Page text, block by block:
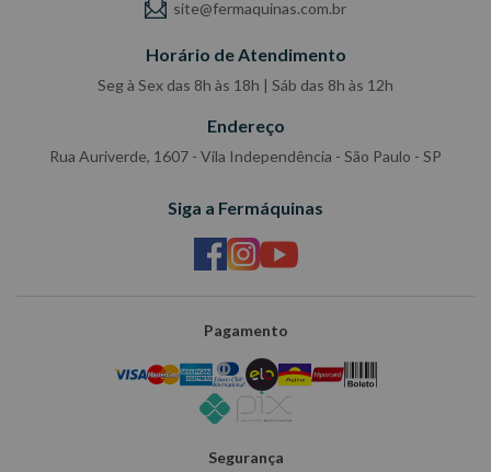
site@fermaquinas.com.br
Horário de Atendimento
Seg à Sex das 8h às 18h | Sáb das 8h às 12h
Endereço
Rua Auriverde, 1607 - Vila Independência - São Paulo - SP
Siga a Fermáquinas
Pagamento
Segurança